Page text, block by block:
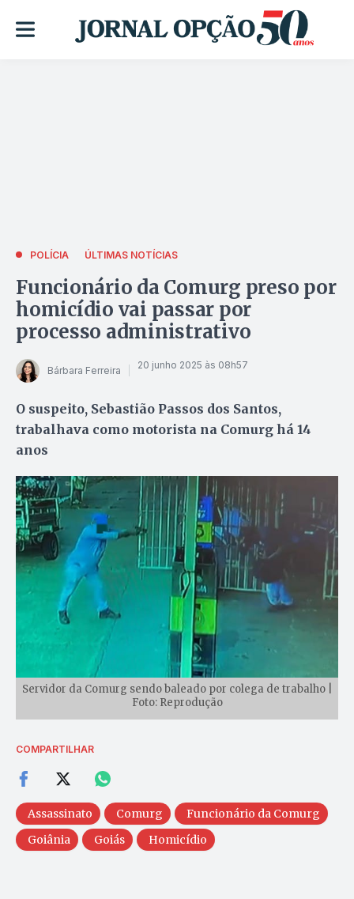
POLÍCIA ÚLTIMAS NOTÍCIAS
Funcionário da Comurg preso por
homicídio vai passar por
processo administrativo
Bárbara Ferreira 20 junho 2025 às 08h57
O suspeito, Sebastião Passos dos Santos,
trabalhava como motorista na Comurg há 14
anos
Servidor da Comurg sendo baleado por colega de trabalho |
Foto: Reprodução
COMPARTILHAR
Assassinato Comurg
Funcionário da Comurg
Goiânia
Goiás Homicídio